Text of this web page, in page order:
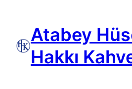
Atabey
Hakkı